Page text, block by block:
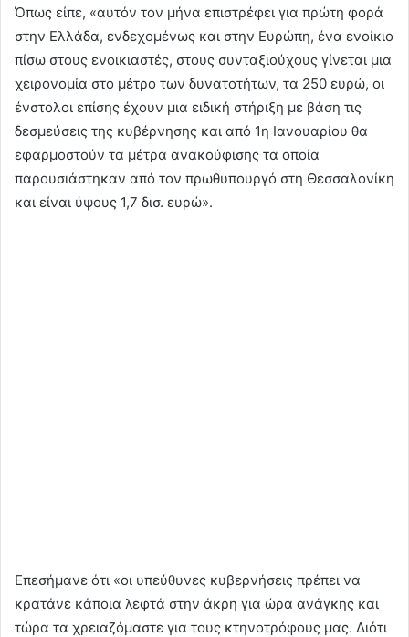
Όπως είπε, «αυτόν τον μήνα επιστρέφει για πρώτη φορά
στην Ελλάδα, ενδεχομένως και στην Ευρώπη, ένα ενοίκιο
πίσω στους ενοικιαστές, στους συνταξιούχους γίνεται μια
χειρονομία στο μέτρο των δυνατοτήτων, τα 250 ευρώ, οι
ένστολοι επίσης έχουν μια ειδική στήριξη με βάση τις
δεσμεύσεις της κυβέρνησης και από 1η Ιανουαρίου θα
εφαρμοστούν τα μέτρα ανακούφισης τα οποία
παρουσιάστηκαν από τον πρωθυπουργό στη Θεσσαλονίκη
και είναι ύψους 1,7 δισ. ευρώ».
Επεσήμανε ότι «οι υπεύθυνες κυβερνήσεις πρέπει να
κρατάνε κάποια λεφτά στην άκρη για ώρα ανάγκης και
τώρα τα χρειαζόμαστε για τους κτηνοτρόφους μας. Διότι